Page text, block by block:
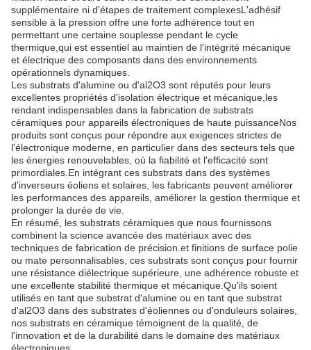
supplémentaire ni d'étapes de traitement complexesL'adhésif
sensible à la pression offre une forte adhérence tout en
permettant une certaine souplesse pendant le cycle
thermique,qui est essentiel au maintien de l'intégrité mécanique
et électrique des composants dans des environnements
opérationnels dynamiques.
Les substrats d'alumine ou d'al2O3 sont réputés pour leurs
excellentes propriétés d'isolation électrique et mécanique,les
rendant indispensables dans la fabrication de substrats
céramiques pour appareils électroniques de haute puissanceNos
produits sont conçus pour répondre aux exigences strictes de
l'électronique moderne, en particulier dans des secteurs tels que
les énergies renouvelables, où la fiabilité et l'efficacité sont
primordiales.En intégrant ces substrats dans des systèmes
d'inverseurs éoliens et solaires, les fabricants peuvent améliorer
les performances des appareils, améliorer la gestion thermique et
prolonger la durée de vie.
En résumé, les substrats céramiques que nous fournissons
combinent la science avancée des matériaux avec des
techniques de fabrication de précision.et finitions de surface polie
ou mate personnalisables, ces substrats sont conçus pour fournir
une résistance diélectrique supérieure, une adhérence robuste et
une excellente stabilité thermique et mécanique.Qu'ils soient
utilisés en tant que substrat d'alumine ou en tant que substrat
d'al2O3 dans des substrates d'éoliennes ou d'onduleurs solaires,
nos substrats en céramique témoignent de la qualité, de
l'innovation et de la durabilité dans le domaine des matériaux